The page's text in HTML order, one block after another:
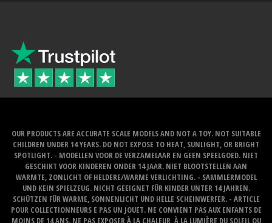
OUR PRODUCTS ARE ACCURATE SCALE MODELS AND NOT A TOY. NOT SUITABLE
CHILDREN UNDER 14 YEARS. DO NOT EXPOSE TO HEAT, SUNLIGHT, OR BRIGHT
SPOTLIGHT. - MODELLEN VOOR DE VERZAMELAAR EN GEEN SPEELGOED. NIET
GESCHIKT VOOR KINDEREN ONDER 14 JAAR. NIET BLOOTSTELLEN AAN
WARMTE, ZONLICHT OF HELDERE/WARME VERLICHTING. - SAMMLERMODEL
UND KEIN SPIELZEUG. NICHT GEEIGNET FÜR KINDER UNTER 14 JAHREN.
SCHÜTZEN FÜR WARME, SONNENLICHT UND HELLE SCHEINWERFER. - ARTICLE
POUR COLLECTIONNEURS E PAS UN JOUET. NE CONVIENT PAS AUX ENFANTS DE
MOINS DE 14 ANS. NE PAS EXPOSER À LA CHALEUR, À LA LUMIÈRE DU SOLEIL OU